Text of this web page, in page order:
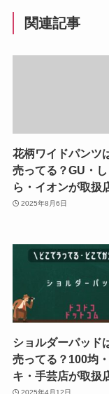
関連記事
花柄ワイドパンツ
売ってる？GU・
ら・イオンが取扱
2025年8月6日
ショルダーパッド
売ってる？100均
キ・手芸店が取扱